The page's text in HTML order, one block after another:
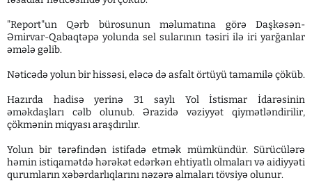
"Report"un Qərb bürosunun məlumatına görə Daşkəsən-
Əmirvar-Qabaqtəpə yolunda sel sularının təsiri ilə iri yarğanlar
əmələ gəlib.
Nəticədə yolun bir hissəsi, eləcə də asfalt örtüyü tamamilə çöküb.
Hazırda hadisə yerinə 31 saylı Yol İstismar İdarəsinin
əməkdaşları cəlb olunub. Ərazidə vəziyyət qiymətləndirilir,
çökmənin miqyası araşdırılır.
Yolun bir tərəfindən istifadə etmək mümkündür. Sürücülərə
həmin istiqamətdə hərəkət edərkən ehtiyatlı olmaları və aidiyyəti
qurumların xəbərdarlıqlarını nəzərə almaları tövsiyə olunur.